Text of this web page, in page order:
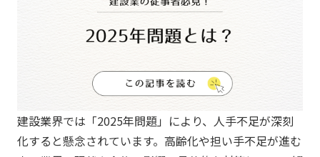
建設業界では「2025年問題」により、人手不足が深刻
化すると懸念されています。高齢化や担い手不足が進む